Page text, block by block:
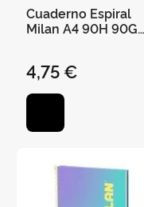
Cuaderno Espiral
Milan A4 90H 90G
4,75 €